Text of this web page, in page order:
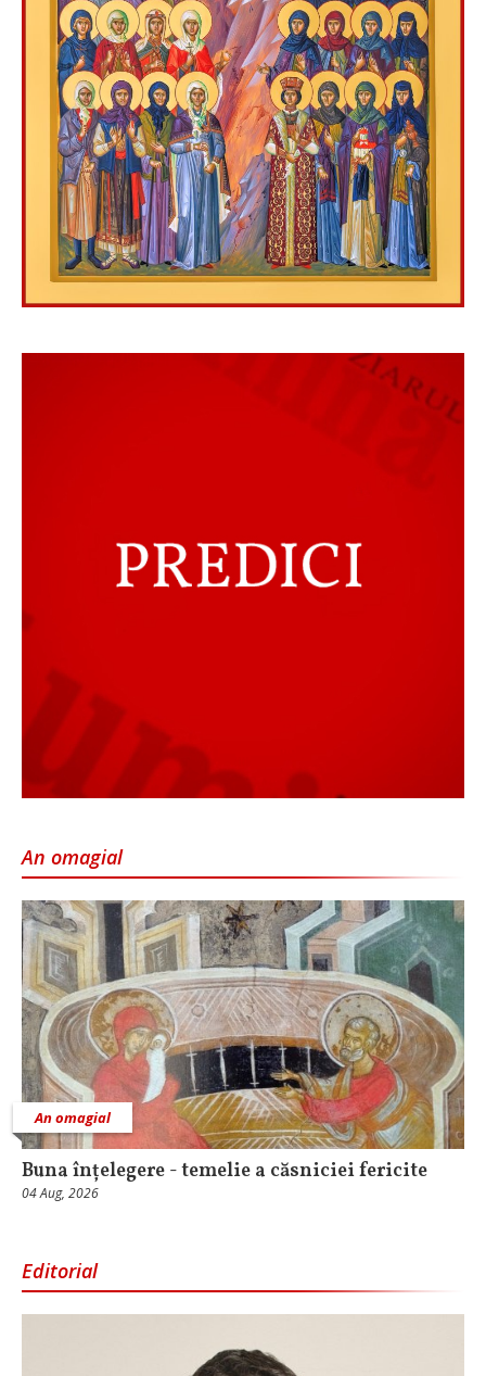
An omagial
An omagial
Buna înțelegere - temelie a căsniciei fericite
04 Aug, 2026
Editorial